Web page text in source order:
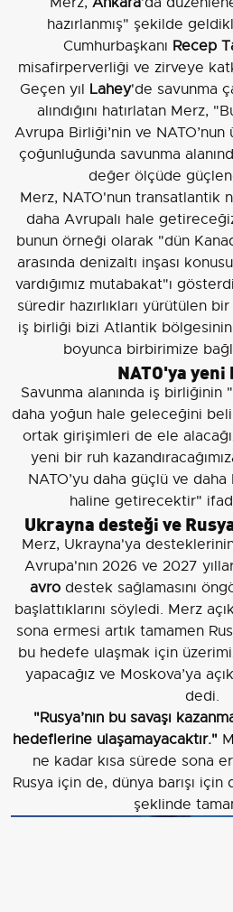
hazırlanmış" şekilde
Cumhurbaşkanı Recep
misafirperverliği ve zirveye
Geçen yıl Lahey'de savunma
alındığını hatırlatan Merz,
Avrupa Birliği’nin ve
çoğunluğunda savunma
değer ölçüde
Merz, NATO'nun transatlantik
daha Avrupalı hale
bunun örneği olarak "dün
arasında denizaltı inşası
vardığımız mutabakat"ı
süredir hazırlıkları yürütülen
iş birliği bizi Atlantik bölgesinin
boyunca birbirimize
NATO'ya
Savunma alanında iş birliğinin
daha yoğun hale geleceğini
ortak girişimleri de ele
yeni bir ruh
NATO’yu daha güçlü ve
haline getirecektir"
Ukrayna desteği ve
Merz, Ukrayna'ya
Avrupa'nın 2026 ve 2027
avrodestek sağlamasını
başlattıklarını söyledi. Merz
sona ermesi artık tamamen
bu hedefe ulaşmak için
yapacağız ve Moskova’ya
dedi.
"Rusya’nın bu savaşı
hedeflerine ulaşamayacaktır."
ne kadar kısa sürede sona
Rusya için de, dünya barışı
şeklinde